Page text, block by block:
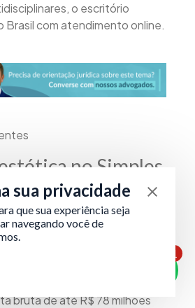
o escritório
com atendimento online.
no Simples
migrar para o
para acessar
hospitalar?
Lucro Presumido é feita no
e está disponível para
bruta de até R$ 78 milhões
1
sua privacidade
que sua experiência seja
navegando você de